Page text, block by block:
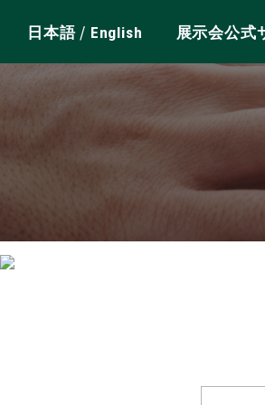
日本語/ English 展示会公式